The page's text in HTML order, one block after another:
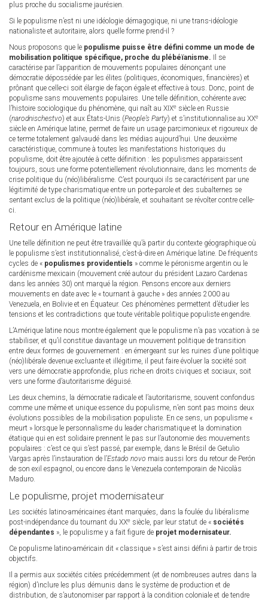
plus proche du socialisme jaurésien.
Si le populisme n’est ni une idéologie démagogique, ni une trans-idéologie
nationaliste et autoritaire, alors quelle forme prend-il ?
Nous proposons que le populisme puisse être défini comme un mode de
mobilisation politique spécifique, proche du plébéïanisme. Il se
caractérise par l’apparition de mouvements populaires dénonçant une
démocratie dépossédée par les élites (politiques, économiques, financières) et
prônant que celle-ci soit élargie de façon égale et effective à tous. Donc, point de
populisme sans mouvements populaires. Une telle définition, cohérente avec
l’histoire sociologique du phénomène, qui naît au XIXe siècle en Russie
(narodnischestvo) et aux États-Unis (People’s Party) et s’institutionnalise au XXe
siècle en Amérique latine, permet de faire un usage parcimonieux et rigoureux de
ce terme totalement galvaudé dans les médias aujourd’hui. Une deuxième
caractéristique, commune à toutes les manifestations historiques du
populisme, doit être ajoutée à cette définition : les populismes apparaissent
toujours, sous une forme potentiellement révolutionnaire, dans les moments de
crise politique du (néo)libéralisme. C’est pourquoi ils se caractérisent par une
légitimité de type charismatique entre un porte-parole et des subalternes se
sentant exclus de la politique (néo)libérale, et souhaitant se révolter contre celle-
ci.
Retour en Amérique latine
Une telle définition ne peut être travaillée qu’à partir du contexte géographique où
le populisme s’est institutionnalisé, c’est-à-dire en Amérique latine. De fréquents
cycles de « populismes providentiels » comme le péronisme argentin ou le
cardénisme mexicain (mouvement créé autour du président Lazaro Cardenas
dans les années 30) ont marqué la région. Pensons encore aux derniers
mouvements en date avec le « tournant à gauche » des années 2000 au
Venezuela, en Bolivie et en Équateur. Ces phénomènes permettent d’étudier les
tensions et les contradictions que toute véritable politique populiste engendre.
L’Amérique latine nous montre également que le populisme n’a pas vocation à se
stabiliser, et qu’il constitue davantage un mouvement politique de transition
entre deux formes de gouvernement : en émergeant sur les ruines d’une politique
(néo)libérale devenue excluante et illégitime, il peut faire évoluer la société soit
vers une démocratie approfondie, plus riche en droits civiques et sociaux, soit
vers une forme d’autoritarisme déguisé.
Les deux chemins, la démocratie radicale et l’autoritarisme, souvent confondus
comme une même et unique essence du populisme, n’en sont pas moins deux
évolutions possibles de la mobilisation populiste. En ce sens, un populisme «
meurt » lorsque le personnalisme du leader charismatique et la domination
étatique qui en est solidaire prennent le pas sur l’autonomie des mouvements
populaires : c’est ce qui s’est passé, par exemple, dans le Brésil de Getulio
Vargas après l’instauration de l’Estado novo mais aussi lors du retour de Perón
de son exil espagnol, ou encore dans le Venezuela contemporain de Nicolàs
Maduro.
Le populisme, projet modernisateur
Les sociétés latino-américaines étant marquées, dans la foulée du libéralisme
post-indépendance du tournant du XXe siècle, par leur statut de « sociétés
dépendantes », le populisme y a fait figure de projet modernisateur.
Ce populisme latino-américain dit « classique » s’est ainsi défini à partir de trois
objectifs.
Il a permis aux sociétés citées précédemment (et de nombreuses autres dans la
région) d’inclure les plus démunis dans le système de production et de
distribution, de s’autonomiser par rapport à la condition coloniale et de tendre